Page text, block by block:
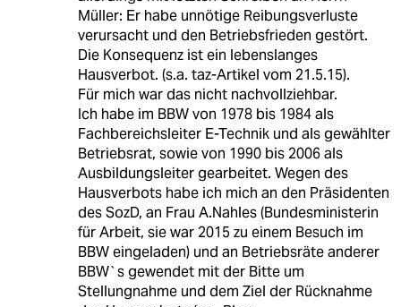
Müller: Er habe unnötige Reibungsverluste
verursacht und den Betriebsfrieden gestört.
Die Konsequenz ist ein lebenslanges
Hausverbot. (s.a. taz-Artikel vom 21.5.15).
Für mich war das nicht nachvollziehbar.
Ich habe im BBW von 1978 bis 1984 als
Fachbereichsleiter E-Technik und als gewählter
Betriebsrat, sowie von 1990 bis 2006 als
Ausbildungsleiter gearbeitet. Wegen des
Hausverbots habe ich mich an den Präsidenten
des SozD, an Frau A.Nahles (Bundesministerin
für Arbeit, sie war 2015 zu einem Besuch im
BBW eingeladen) und an Betriebsräte anderer
BBW`s gewendet mit der Bitte um
Stellungnahme und dem Ziel der Rücknahme